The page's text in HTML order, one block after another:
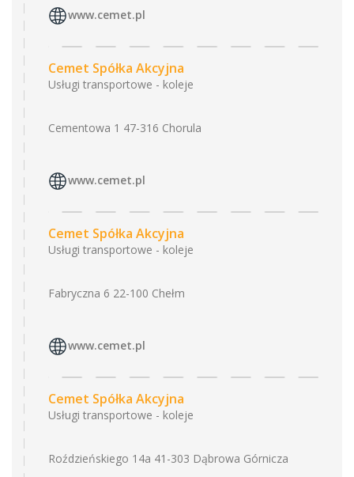
www.cemet.pl
Cemet Spółka Akcyjna
Usługi transportowe - koleje
Cementowa 1 47-316 Chorula
www.cemet.pl
Cemet Spółka Akcyjna
Usługi transportowe - koleje
Fabryczna 6 22-100 Chełm
www.cemet.pl
Cemet Spółka Akcyjna
Usługi transportowe - koleje
Roździeńskiego 14a 41-303 Dąbrowa Górnicza